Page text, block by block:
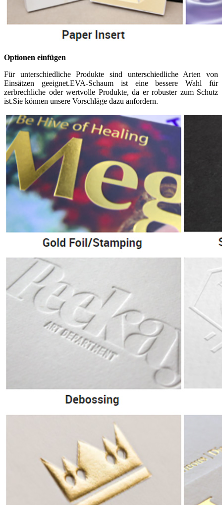
Optionen einfügen
Für unterschiedliche Produkte sind unterschiedliche Arten von
Einsätzen geeignet.EVA-Schaum ist eine bessere Wahl für
zerbrechliche oder wertvolle Produkte, da er robuster zum Schutz
ist.Sie können unsere Vorschläge dazu anfordern.